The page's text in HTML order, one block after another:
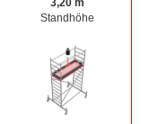
3,20 m
Standhöhe